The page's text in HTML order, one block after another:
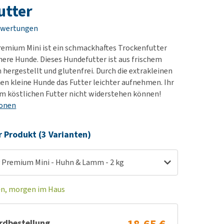
, Nieren- und
Fellprobleme und
ansehen
bekomme ich meinen
(wieder) stubenrein?
ansehen
Mini ist ein schmackhaftes Trockenfutter
Hunde. Dieses Hundefutter ist aus frischem
hergestellt und glutenfrei. Durch die extrakleinen
kleine Hunde das Futter leichter aufnehmen. Ihr
köstlichen Futter nicht widerstehen können!
Produkt (3 Varianten)
Premium Mini - Huhn & Lamm - 2 kg
morgen im Haus